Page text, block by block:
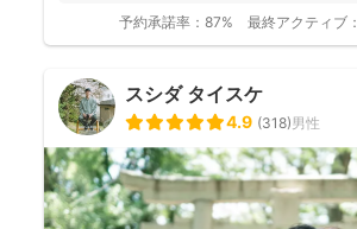
予約承諾率： 87% 最終アクティブ：
スシダ タイスケ
4.9 (318)男性